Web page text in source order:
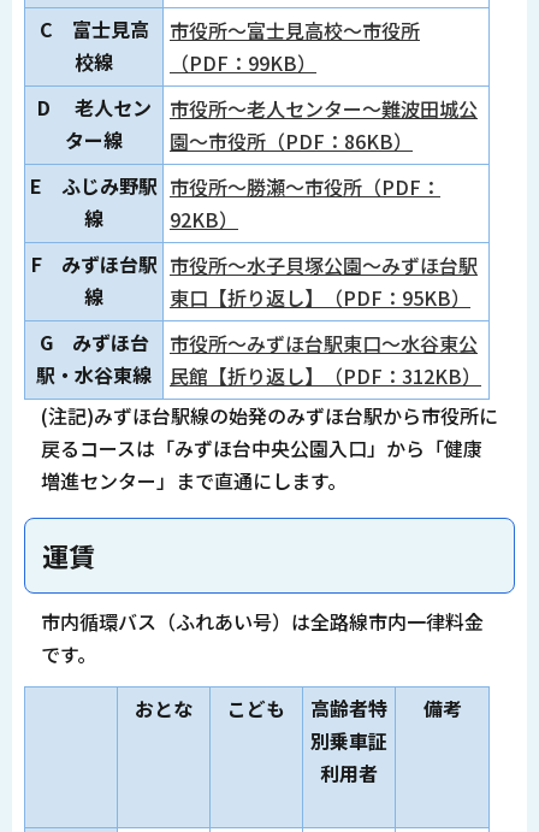
C 富士見高
校線
市役所～富士見高校～市役所
（PDF：99KB）
D 老人セン
ター線
市役所～老人センター～難波田城公
園～市役所（PDF：86KB）
E ふじみ野駅
線
市役所～勝瀬～市役所（PDF：
92KB）
F みずほ台駅
線
市役所～水子貝塚公園～みずほ台駅
東口【折り返し】（PDF：95KB）
G みずほ台
駅・水谷東線
市役所～みずほ台駅東口～水谷東公
民館【折り返し】（PDF：312KB）
(注記)みずほ台駅線の始発のみずほ台駅から市役所に
戻るコースは「みずほ台中央公園入口」から「健康
増進センター」まで直通にします。
運賃
市内循環バス（ふれあい号）は全路線市内一律料金
です。
おとな
こども
高齢者特
別乗車証
利用者
備考